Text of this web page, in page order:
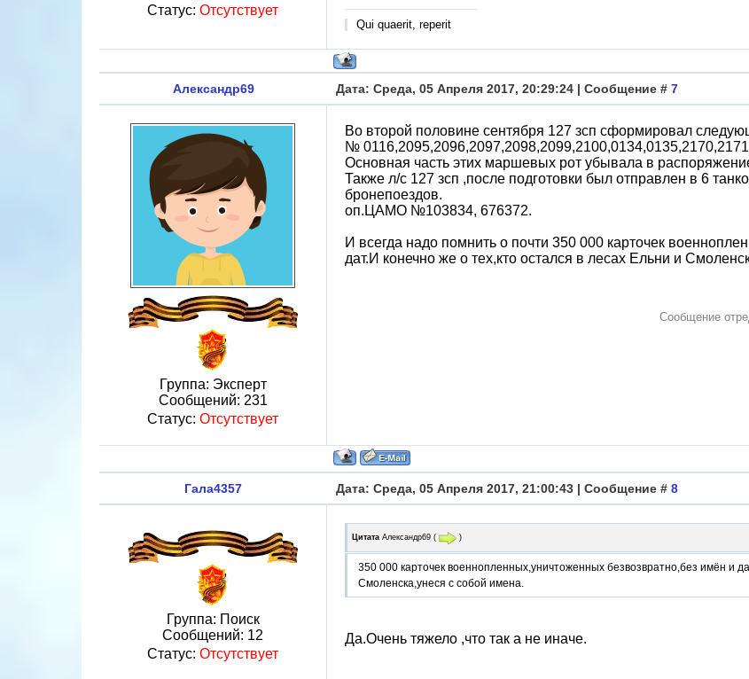
Статус: Отсутствует
Qui quaerit, reperit
Александр69 Дата: Среда, 05 Апреля 2017, 20:29:24 | Сообщение # 7
Группа: Эксперт
Сообщений: 231
Статус: Отсутствует
Во второй половине сентября 127 зсп сформировал
№
Основная часть этих маршевых рот убывала в
Также л/с 127 зсп ,после подготовки был отправлен в 6
бронепоездов.
оп.ЦАМО №103834, 676372.
И всегда надо помнить о почти 350 000 карточек
дат.И конечно же о тех,кто остался в лесах Ельни и
Сообщение
Гала4357 Дата: Среда, 05 Апреля 2017, 21:00:43 | Сообщение # 8
Группа: Поиск
Сообщений: 12
Статус: Отсутствует
Цитата Александр69 ( )
350 000 карточек военнопленных,уничтоженных безвозвратно,без имён и
Смоленска,унеся с собой имена.
Да.Очень тяжело ,что так а не иначе.